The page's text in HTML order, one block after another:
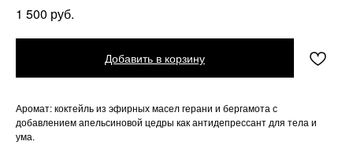
1 500 руб.
Добавить в корзину
Аромат: коктейль из эфирных масел герани и бергамота с
добавлением апельсиновой цедры как антидепрессант для тела и
ума.